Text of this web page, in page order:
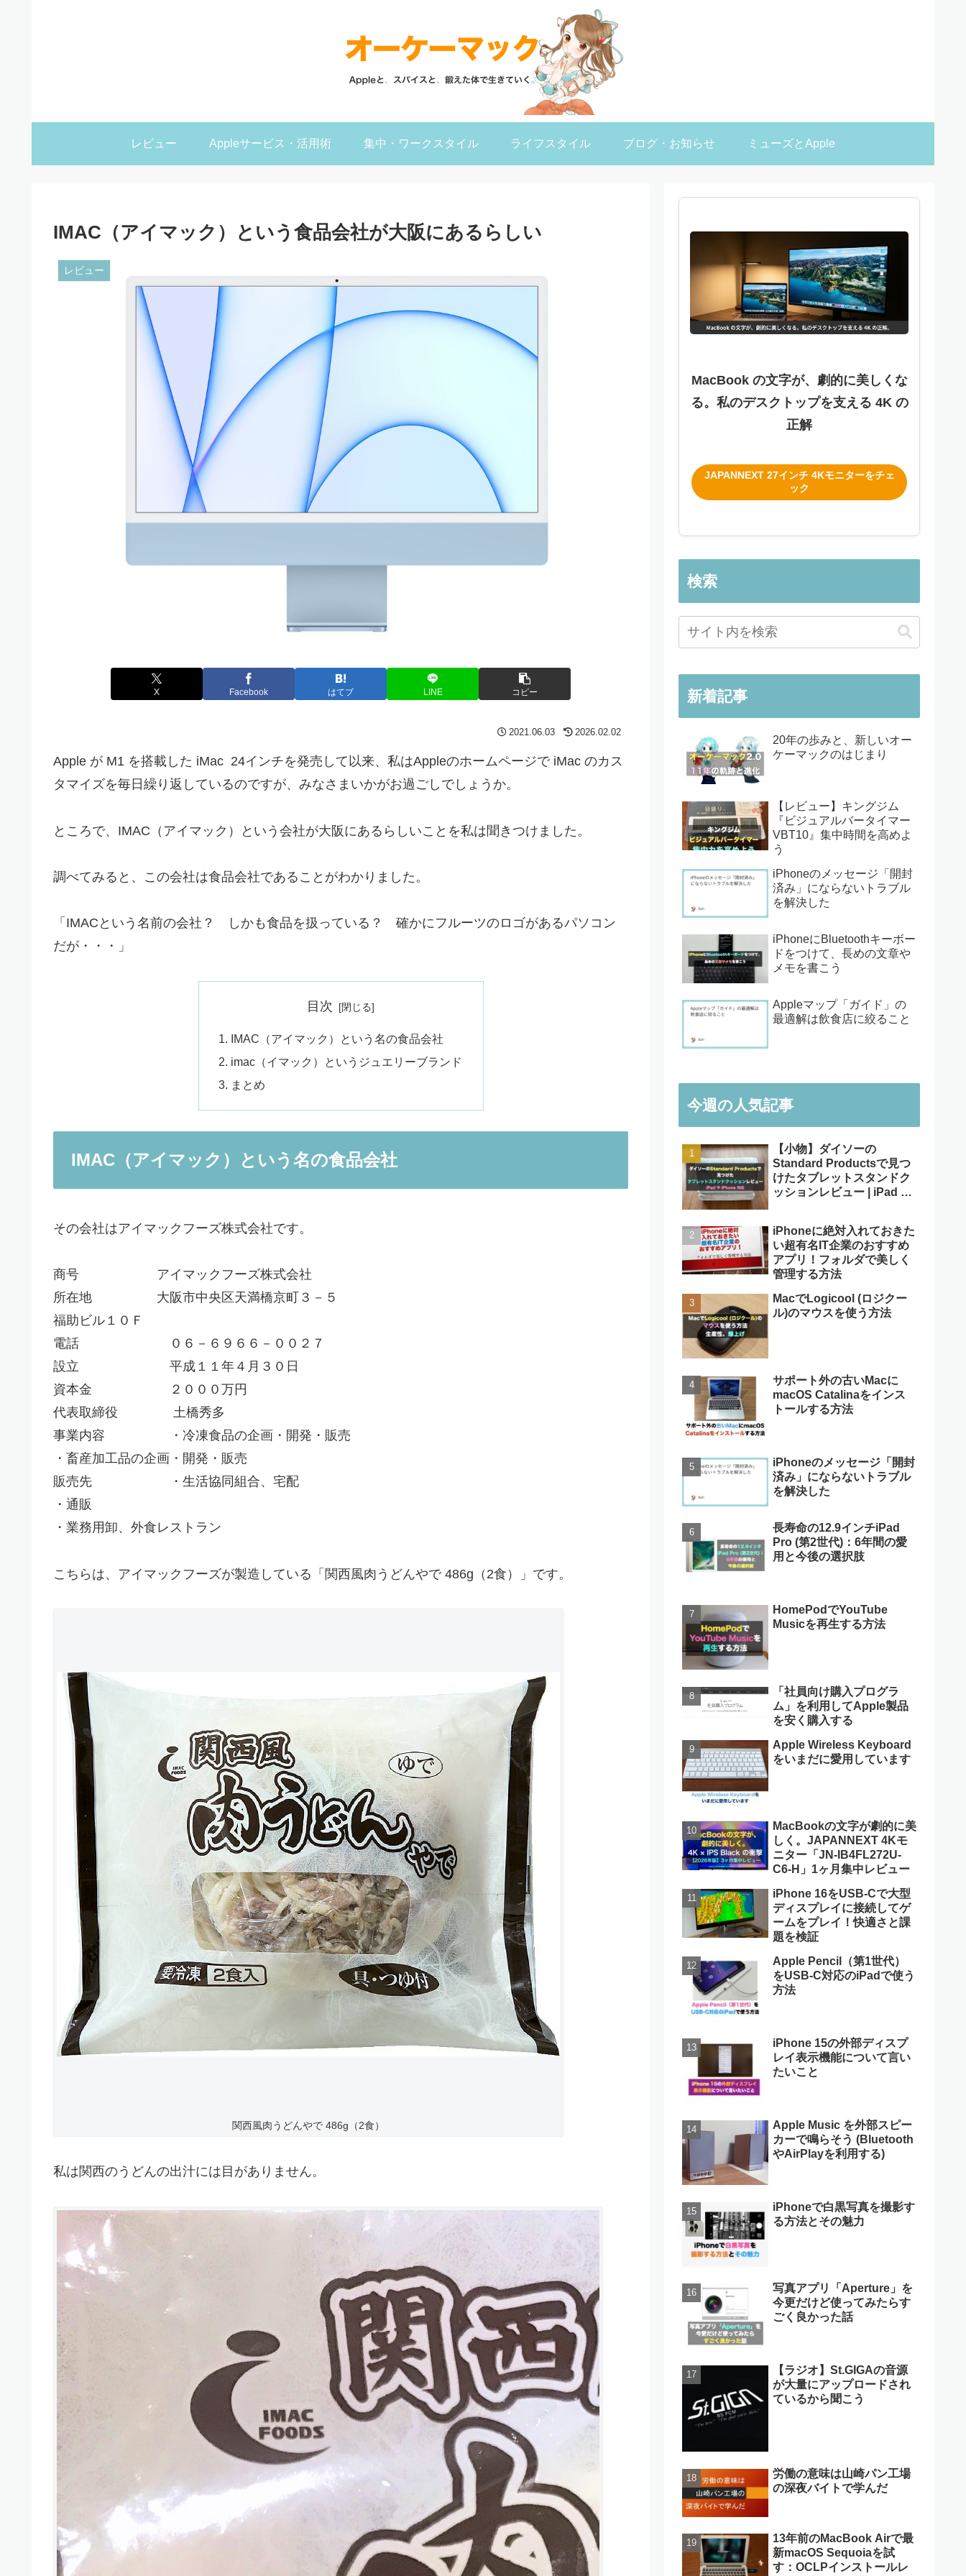
レビュー Appleサービス・活用術 集中・ワークスタイル ライフスタイル ブログ・お知らせ ミューズとApple
IMAC（アイマック）という食品会社が大阪にあるらしい
レビュー
X Facebook はてブ LINE コピー
2021.06.03 2026.02.02
Apple が M1 を搭載した iMac 24インチを発売して以来、私はAppleのホームページで iMac のカス
タマイズを毎日繰り返しているのですが、みなさまいかがお過ごしでしょうか。
ところで、IMAC（アイマック）という会社が大阪にあるらしいことを私は聞きつけました。
調べてみると、この会社は食品会社であることがわかりました。
「IMACという名前の会社？ しかも食品を扱っている？ 確かにフルーツのロゴがあるパソコン
だが・・・」
目次
IMAC（アイマック）という名の食品会社
imac（イマック）というジュエリーブランド
まとめ
IMAC（アイマック）という名の食品会社
その会社はアイマックフーズ株式会社です。
商号 アイマックフーズ株式会社
所在地 大阪市中央区天満橋京町３－５
福助ビル１０Ｆ
電話 ０６－６９６６－００２７
設立 平成１１年４月３０日
資本金 ２０００万円
代表取締役 土橋秀多
事業内容 ・冷凍食品の企画・開発・販売
・畜産加工品の企画・開発・販売
販売先 ・生活協同組合、宅配
・通販
・業務用卸、外食レストラン
こちらは、アイマックフーズが製造している「関西風肉うどんやで 486g（2食）」です。
関西風肉うどんやで 486g（2食）
私は関西のうどんの出汁には目がありません。
MacBook の文字が、劇的に美しくな
る。私のデスクトップを支える 4K の
正解
JAPANNEXT 27インチ 4Kモニターをチェ
ック
検索
新着記事
20年の歩みと、新しいオー
ケーマックのはじまり
【レビュー】キングジム
『ビジュアルバータイマー
VBT10』集中時間を高めよ
う
iPhoneのメッセージ「開封
済み」にならないトラブル
を解決した
iPhoneにBluetoothキーボー
ドをつけて、長めの文章や
メモを書こう
Appleマップ「ガイド」の
最適解は飲食店に絞ること
今週の人気記事
【小物】ダイソーの
Standard Productsで見つ
けたタブレットスタンドク
ッションレビュー | iPad や
iPhoneに絶対入れておきた
い超有名IT企業のおすすめ
アプリ！フォルダで美しく
管理する方法
MacでLogicool (ロジクー
ル)のマウスを使う方法
サポート外の古いMacに
macOS Catalinaをインス
トールする方法
iPhoneのメッセージ「開封
済み」にならないトラブル
を解決した
長寿命の12.9インチiPad
Pro (第2世代)：6年間の愛
用と今後の選択肢
HomePodでYouTube
Musicを再生する方法
「社員向け購入プログラ
ム」を利用してApple製品
を安く購入する
Apple Wireless Keyboard
をいまだに愛用しています
MacBookの文字が劇的に美
しく。JAPANNEXT 4Kモ
ニター「JN-IB4FL272U-
C6-H」1ヶ月集中レビュー
iPhone 16をUSB-Cで大型
ディスプレイに接続してゲ
ームをプレイ！快適さと課
題を検証
Apple Pencil（第1世代）
をUSB-C対応のiPadで使う
方法
iPhone 15の外部ディスプ
レイ表示機能について言い
たいこと
Apple Music を外部スピー
カーで鳴らそう (Bluetooth
やAirPlayを利用する)
iPhoneで白黒写真を撮影す
る方法とその魅力
写真アプリ「Aperture」を
今更だけど使ってみたらす
ごく良かった話
【ラジオ】St.GIGAの音源
が大量にアップロードされ
ているから聞こう
労働の意味は山崎パン工場
の深夜バイトで学んだ
13年前のMacBook Airで最
新macOS Sequoiaを試
す：OCLPインストールレ